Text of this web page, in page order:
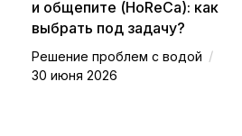
и общепите (HoReCa): как
выбрать под задачу?
Решение проблем с водой /
30 июня 2026